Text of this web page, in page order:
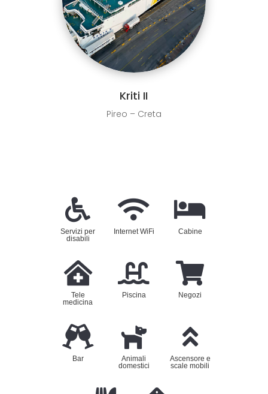
Kriti II
Pireo – Creta
Servizi per
disabili
Internet WiFi Cabine
Tele
medicina
Piscina Negozi
Bar
Animali
domestici
Ascensore e
scale mobili